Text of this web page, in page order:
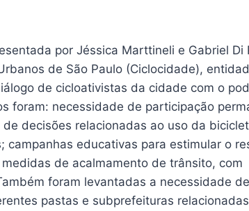
por Jéssica Marttineli e Gabriel Di
de São Paulo (Ciclocidade),
de cicloativistas da cidade com o
foram: necessidade de participação
decisões relacionadas ao uso da
campanhas educativas para estimular o
de acalmamento de trânsito, com
foram levantadas a necessidade de
pastas e subprefeituras